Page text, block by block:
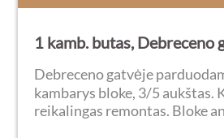
1 kamb. butas, Debreceno
Debreceno gatvėje
kambarys bloke, 3/5 aukštas.
reikalingas remontas. Bloke